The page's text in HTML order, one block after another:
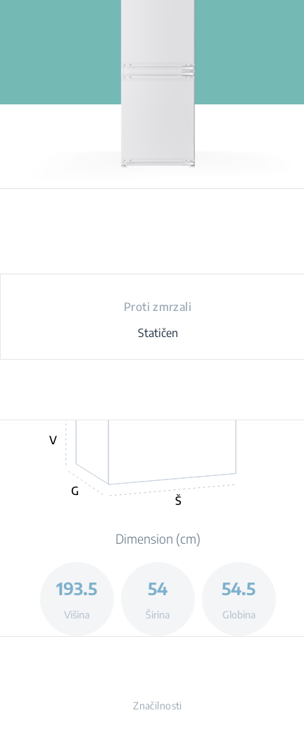
Proti zmrzali
Statičen
V
G
Š
Dimension (cm)
193.5
Višina
54
Širina
54.5
Globina
Značilnosti